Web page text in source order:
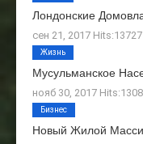
Лондонские
сен 21, 2017 Hits:13727
Мусульманское
нояб 30, 2017
Жизнь
Новый Жилой
Бизнес